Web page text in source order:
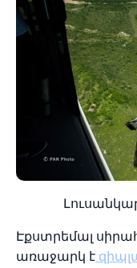
Էքստրեմալ
առաջարկ է